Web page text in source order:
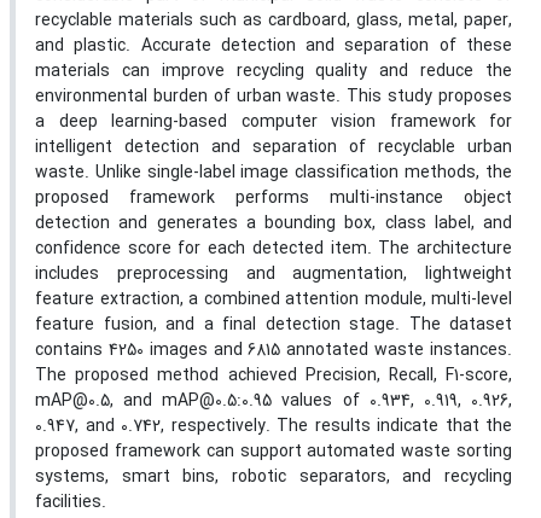
recyclable materials such as cardboard, glass, metal, paper,
and plastic. Accurate detection and separation of these
materials can improve recycling quality and reduce the
environmental burden of urban waste. This study proposes
a deep learning-based computer vision framework for
intelligent detection and separation of recyclable urban
waste. Unlike single-label image classification methods, the
proposed framework performs multi-instance object
detection and generates a bounding box, class label, and
confidence score for each detected item. The architecture
includes preprocessing and augmentation, lightweight
feature extraction, a combined attention module, multi-level
feature fusion, and a final detection stage. The dataset
contains 4250 images and 6815 annotated waste instances.
The proposed method achieved Precision, Recall, F1-score,
mAP@0.5, and mAP@0.5:0.95 values of 0.934, 0.919, 0.926,
0.947, and 0.742, respectively. The results indicate that the
proposed framework can support automated waste sorting
systems, smart bins, robotic separators, and recycling
facilities.